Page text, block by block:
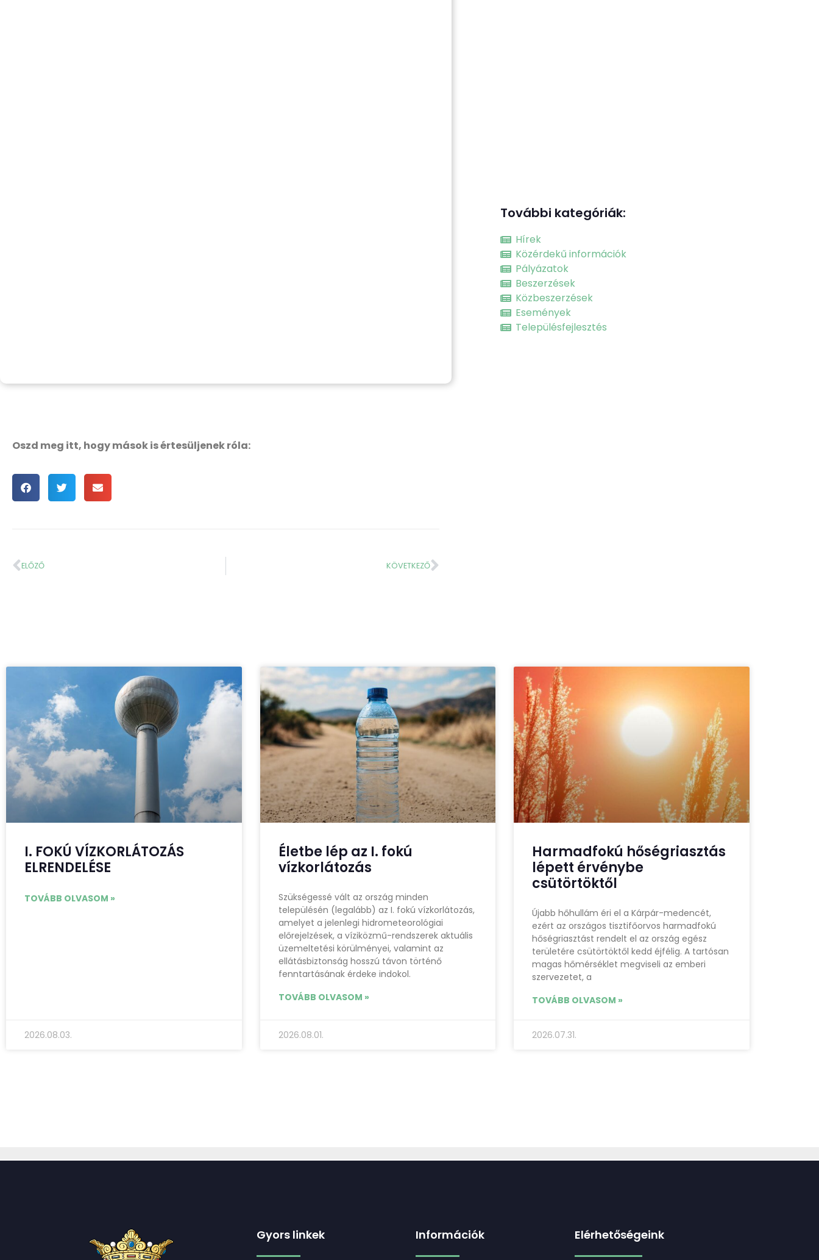
További kategóriák:
Hírek
Közérdekű információk
Pályázatok
Beszerzések
Közbeszerzések
Események
Településfejlesztés
Oszd meg itt, hogy mások is értesüljenek róla:
ELŐZŐ KÖVETKEZŐ
I. FOKÚ VÍZKORLÁTOZÁS
ELRENDELÉSE
TOVÁBB OLVASOM »
2026.08.03.
Életbe lép az I. fokú
vízkorlátozás
Szükségessé vált az ország minden
településén (legalább) az I. fokú vízkorlátozás,
amelyet a jelenlegi hidrometeorológiai
előrejelzések, a víziközmű-rendszerek aktuális
üzemeltetési körülményei, valamint az
ellátásbiztonság hosszú távon történő
fenntartásának érdeke indokol.
TOVÁBB OLVASOM »
2026.08.01.
Harmadfokú hőségriasztás
lépett érvénybe
csütörtöktől
Újabb hőhullám éri el a Kárpár-medencét,
ezért az országos tisztifőorvos harmadfokú
hőségriasztást rendelt el az ország egész
területére csütörtöktől kedd éjfélig. A tartósan
magas hőmérséklet megviseli az emberi
szervezetet, a
TOVÁBB OLVASOM »
2026.07.31.
Gyors linkek Információk Elérhetőségeink